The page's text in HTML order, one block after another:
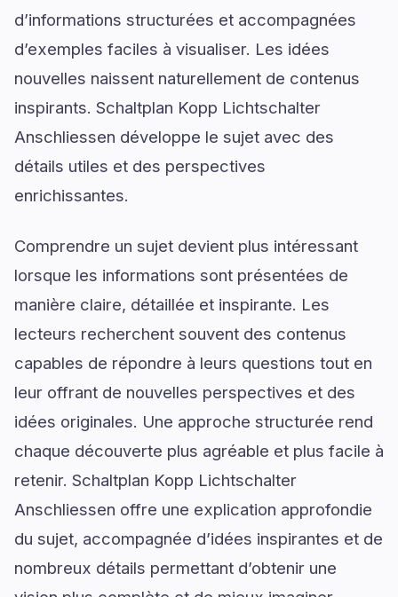
d’informations structurées et accompagnées
d’exemples faciles à visualiser. Les idées
nouvelles naissent naturellement de contenus
inspirants. Schaltplan Kopp Lichtschalter
Anschliessen développe le sujet avec des
détails utiles et des perspectives
enrichissantes.
Comprendre un sujet devient plus intéressant
lorsque les informations sont présentées de
manière claire, détaillée et inspirante. Les
lecteurs recherchent souvent des contenus
capables de répondre à leurs questions tout en
leur offrant de nouvelles perspectives et des
idées originales. Une approche structurée rend
chaque découverte plus agréable et plus facile à
retenir. Schaltplan Kopp Lichtschalter
Anschliessen offre une explication approfondie
du sujet, accompagnée d’idées inspirantes et de
nombreux détails permettant d’obtenir une